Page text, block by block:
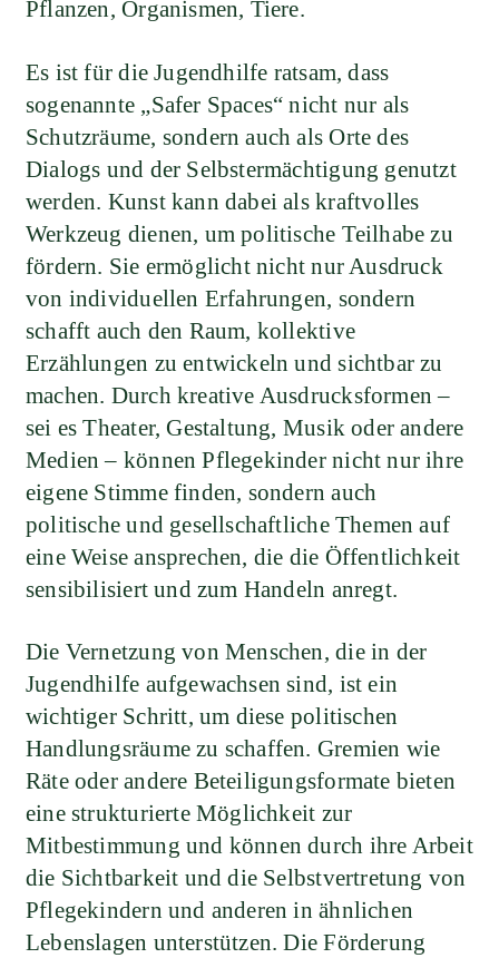
Pflanzen, Organismen, Tiere.
Es ist für die Jugendhilfe ratsam, dass
sogenannte „Safer Spaces“ nicht nur als
Schutzräume, sondern auch als Orte des
Dialogs und der Selbstermächtigung genutzt
werden. Kunst kann dabei als kraftvolles
Werkzeug dienen, um politische Teilhabe zu
fördern. Sie ermöglicht nicht nur Ausdruck
von individuellen Erfahrungen, sondern
schafft auch den Raum, kollektive
Erzählungen zu entwickeln und sichtbar zu
machen. Durch kreative Ausdrucksformen –
sei es Theater, Gestaltung, Musik oder andere
Medien – können Pflegekinder nicht nur ihre
eigene Stimme finden, sondern auch
politische und gesellschaftliche Themen auf
eine Weise ansprechen, die die Öffentlichkeit
sensibilisiert und zum Handeln anregt.
Die Vernetzung von Menschen, die in der
Jugendhilfe aufgewachsen sind, ist ein
wichtiger Schritt, um diese politischen
Handlungsräume zu schaffen. Gremien wie
Räte oder andere Beteiligungsformate bieten
eine strukturierte Möglichkeit zur
Mitbestimmung und können durch ihre Arbeit
die Sichtbarkeit und die Selbstvertretung von
Pflegekindern und anderen in ähnlichen
Lebenslagen unterstützen. Die Förderung